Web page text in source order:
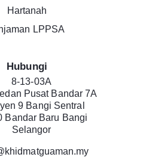
Hartanah
LPPSA
Hubungi
8-13-03A
Pusat Bandar 7A
9 Bangi Sentral
Bandar Baru Bangi
Selangor